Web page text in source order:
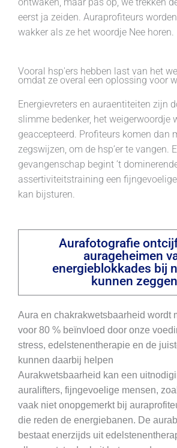
ontwaken, maar pas op, we trekken
eerst ja zeiden. Auraprofiteurs
wakker als ze het woordje Nee horen.
Vooral hsp'ers hebben last van het
omdat ze overal een oplossing voor
Energievreters en auraentiteiten zijn
slimme bedenker, het weigerwoordje
geaccepteerd. Profiteurs komen dan
zegswijzen, om de hsp’er te vangen.
gevangenschap begint ’t
assertiviteitstraining een
kan bijsturen.
Aurafotografie
aurageheimen
energieblokkades bij
kunnen zeggen
Aura en chakrakwetsbaarheid wordt
voor 80 % beïnvloed door onze
stress, edelstenentherapie en de
kunnen daarbij helpen
Aurakwetsbaarheid kan een
auralifters, fijngevoelige mensen,
vaak niet onopgemerkt bij
die reden de energiebanen. De
bestaat enerzijds uit